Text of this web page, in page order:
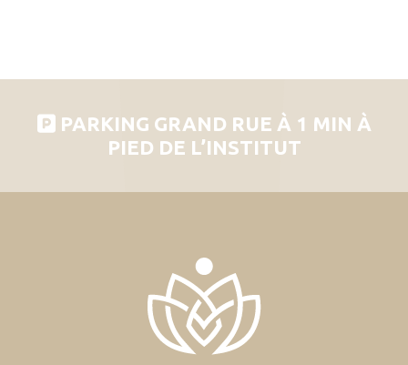
PARKING GRAND RUE À 1 MIN À
PIED DE L’INSTITUT